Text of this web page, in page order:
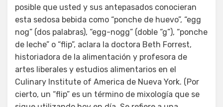
posible que usted y sus antepasados conocieran
esta sedosa bebida como “ponche de huevo”, “egg
nog” (dos palabras), “egg-nogg” (doble “g”), “ponche
de leche” o “flip”, aclara la doctora Beth Forrest,
historiadora de la alimentación y profesora de
artes liberales y estudios alimentarios en el
Culinary Institute of America de Nueva York. (Por
cierto, un “flip” es un término de mixología que se